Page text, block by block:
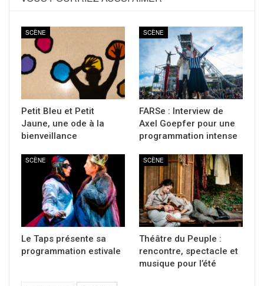
SCÈNE
Petit Bleu et Petit
Jaune, une ode à la
bienveillance
SCÈNE
FARSe : Interview de
Axel Goepfer pour une
programmation intense
SCÈNE
Le Taps présente sa
programmation estivale
SCÈNE
Théâtre du Peuple :
rencontre, spectacle et
musique pour l’été